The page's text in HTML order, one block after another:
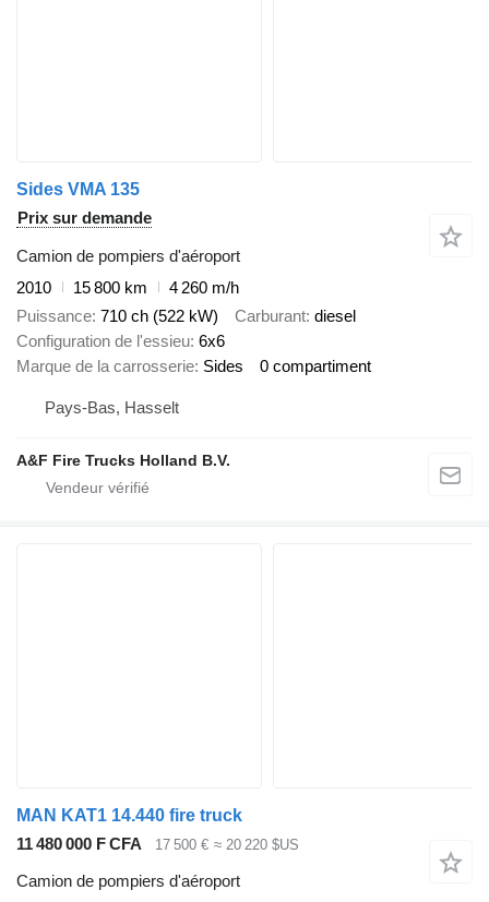
Sides VMA 135
Prix sur demande
Camion de pompiers d'aéroport
2010
15 800 km
4 260 m/h
Puissance 710 ch (522 kW) Carburant diesel
Configuration de l'essieu 6x6
Marque de la carrosserie Sides 0 compartiment
Pays-Bas, Hasselt
A&F Fire Trucks Holland B.V.
MAN KAT1 14.440 fire truck
11 480 000 F CFA
17 500 € ≈ 20 220 $US
Camion de pompiers d'aéroport